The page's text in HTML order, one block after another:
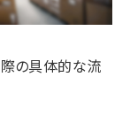
際の具体的な流